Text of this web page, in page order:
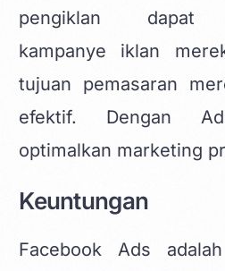
pengiklan dapat
kampanye iklan
tujuan pemasaran
efektif. Dengan
optimalkan marketing
Keuntungan
Facebook Ads